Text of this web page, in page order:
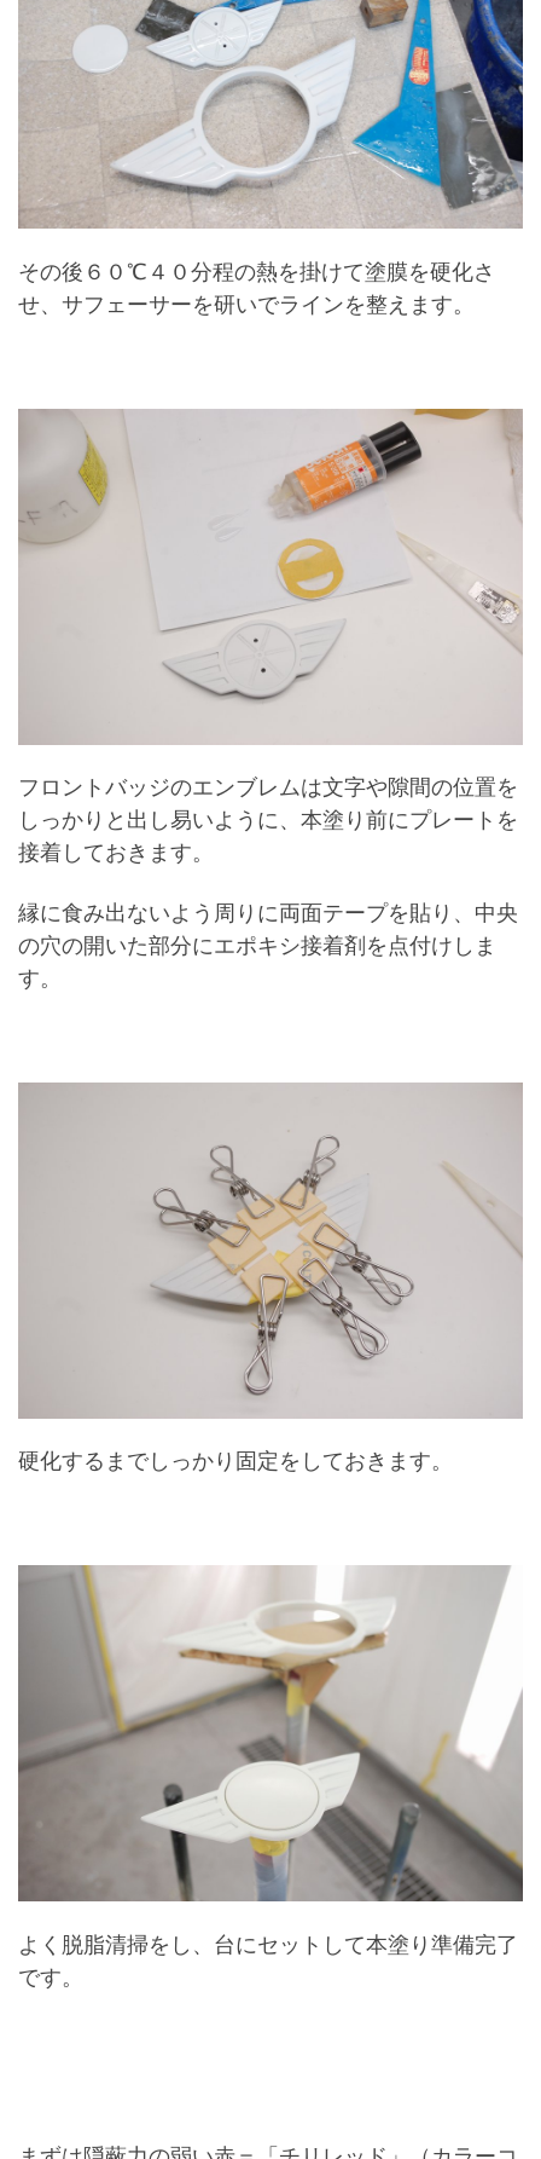
その後６０℃４０分程の熱を掛けて塗膜を硬化さ
せ、サフェーサーを研いでラインを整えます。
フロントバッジのエンブレムは文字や隙間の位置を
しっかりと出し易いように、本塗り前にプレートを
接着しておきます。
縁に食み出ないよう周りに両面テープを貼り、中央
の穴の開いた部分にエポキシ接着剤を点付けしま
す。
硬化するまでしっかり固定をしておきます。
よく脱脂清掃をし、台にセットして本塗り準備完了
です。